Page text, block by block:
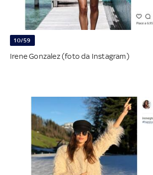
10/59
Irene Gonzalez (foto da Instagram)